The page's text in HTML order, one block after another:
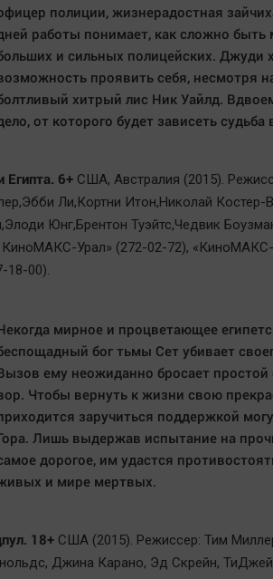
полиции, жизнерадостная
работы понимает, как сложно быть
и сильных полицейских. Джуди
проявить себя, несмотря
хитрый лис Ник Уайлд.
от которого будет зависеть
Египта. 6+США, Австралия (2015).
Ли,Кортни Итон,Николай
Юнг,Брентон Туэйтс,Чедвик
КиноМАКС-Урал» (272-02-72),
18-00).
мирное и процветающее
бог тьмы Сет убивает
ему неожиданно бросает
Чтобы вернуть к жизни свою
заручиться поддержкой
Лишь выдержав испытание на
дорогое, им удастся
и мире мертвых.
18+США (2015). Режиссер: Тим
Джина Карано, Эд Скрейн,